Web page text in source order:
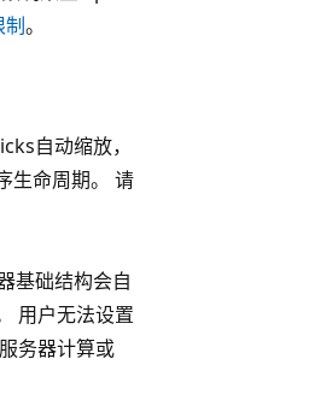
制。
自动缩放，
生命周期。 请
基础结构会自
用户无法设置
务器计算或